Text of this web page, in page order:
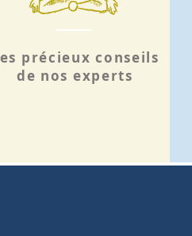
précieux conseils
de nos experts